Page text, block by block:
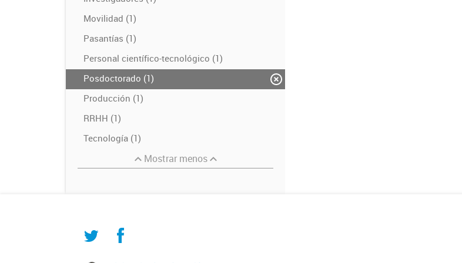
Movilidad (1)
Pasantías (1)
Personal científico-tecnológico (1)
Posdoctorado (1)
Producción (1)
RRHH (1)
Tecnología (1)
Mostrar menos